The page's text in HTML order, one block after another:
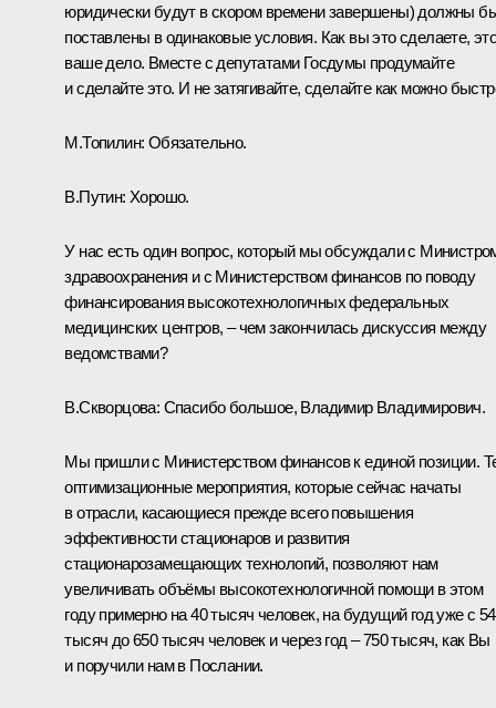
юридически будут в скором времени завершены) должны
поставлены в одинаковые условия. Как вы это сделаете,
ваше дело. Вместе с депутатами Госдумы продумайте
и сделайте это. И не затягивайте, сделайте как можно
М.Топилин: Обязательно.
В.Путин: Хорошо.
У нас есть один вопрос, который мы обсуждали с
здравоохранения и с Министерством финансов по поводу
финансирования высокотехнологичных федеральных
медицинских центров, – чем закончилась дискуссия между
ведомствами?
В.Скворцова: Спасибо большое, Владимир Владимирович.
Мы пришли с Министерством финансов к единой позиции.
оптимизационные мероприятия, которые сейчас начаты
в отрасли, касающиеся прежде всего повышения
эффективности стационаров и развития
стационарозамещающих технологий, позволяют нам
увеличивать объёмы высокотехнологичной помощи в этом
году примерно на 40 тысяч человек, на будущий год уже с
тысяч до 650 тысяч человек и через год – 750 тысяч, как Вы
и поручили нам в Послании.